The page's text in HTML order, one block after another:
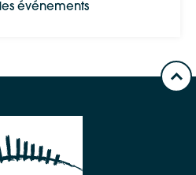
événements